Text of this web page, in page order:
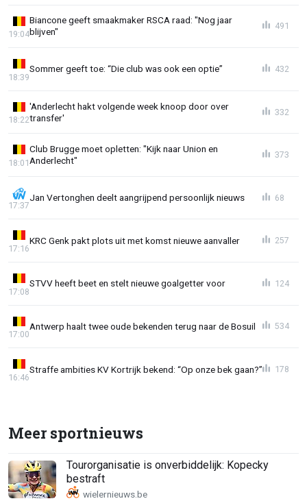
Biancone geeft smaakmaker RSCA raad: "Nog jaar
blijven"
19:04
491
Sommer geeft toe: “Die club was ook een optie”
18:39
432
'Anderlecht hakt volgende week knoop door over
transfer'
18:22
332
Club Brugge moet opletten: "Kijk naar Union en
Anderlecht"
18:01
373
Jan Vertonghen deelt aangrijpend persoonlijk nieuws
17:37
68
KRC Genk pakt plots uit met komst nieuwe aanvaller
17:16
257
STVV heeft beet en stelt nieuwe goalgetter voor
17:08
124
Antwerp haalt twee oude bekenden terug naar de Bosuil
17:00
534
Straffe ambities KV Kortrijk bekend: “Op onze bek gaan?”
16:46
178
Meer sportnieuws
Tourorganisatie is onverbiddelijk: Kopecky
bestraft